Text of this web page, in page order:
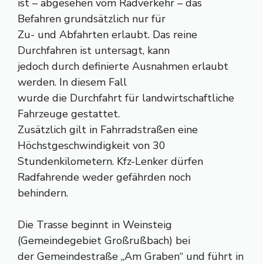
ist – abgesehen vom Radverkehr – das
Befahren grundsätzlich nur für
Zu- und Abfahrten erlaubt. Das reine
Durchfahren ist untersagt, kann
jedoch durch definierte Ausnahmen erlaubt
werden. In diesem Fall
wurde die Durchfahrt für landwirtschaftliche
Fahrzeuge gestattet.
Zusätzlich gilt in Fahrradstraßen eine
Höchstgeschwindigkeit von 30
Stundenkilometern. Kfz-Lenker dürfen
Radfahrende weder gefährden noch
behindern.
Die Trasse beginnt in Weinsteig
(Gemeindegebiet Großrußbach) bei
der Gemeindestraße „Am Graben“ und führt in